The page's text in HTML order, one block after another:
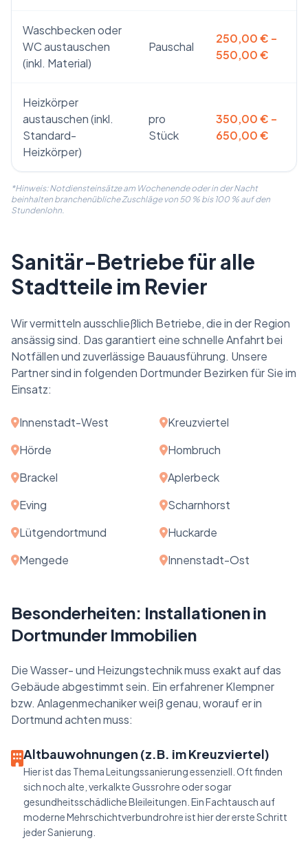
Waschbecken oder
WC austauschen
(inkl. Material)
Pauschal
250,00 € –
550,00 €
Heizkörper
austauschen (inkl.
Standard-
Heizkörper)
pro
Stück
350,00 € –
650,00 €
*Hinweis: Notdiensteinsätze am Wochenende oder in der Nacht
beinhalten branchenübliche Zuschläge von 50 % bis 100 % auf den
Stundenlohn.
Sanitär-Betriebe für alle
Stadtteile im Revier
Wir vermitteln ausschließlich Betriebe, die in der Region
ansässig sind. Das garantiert eine schnelle Anfahrt bei
Notfällen und zuverlässige Bauausführung. Unsere
Partner sind in folgenden Dortmunder Bezirken für Sie im
Einsatz:
Innenstadt-West
Kreuzviertel
Hörde
Hombruch
Brackel
Aplerbeck
Eving
Scharnhorst
Lütgendortmund
Huckarde
Mengede
Innenstadt-Ost
Besonderheiten: Installationen in
Dortmunder Immobilien
Die Wasser- und Heizungstechnik muss exakt auf das
Gebäude abgestimmt sein. Ein erfahrener Klempner
bzw. Anlagenmechaniker weiß genau, worauf er in
Dortmund achten muss:
Altbauwohnungen (z.B. im Kreuzviertel)
Hier ist das Thema Leitungssanierung essenziell. Oft finden
sich noch alte, verkalkte Gussrohre oder sogar
gesundheitsschädliche Bleileitungen. Ein Fachtausch auf
moderne Mehrschichtverbundrohre ist hier der erste Schritt
jeder Sanierung.